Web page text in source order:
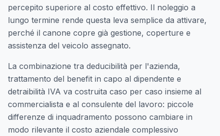
percepito superiore al costo effettivo. Il noleggio a
lungo termine rende questa leva semplice da attivare,
perché il canone copre già gestione, coperture e
assistenza del veicolo assegnato.
La combinazione tra deducibilità per l'azienda,
trattamento del benefit in capo al dipendente e
detraibilità IVA va costruita caso per caso insieme al
commercialista e al consulente del lavoro: piccole
differenze di inquadramento possono cambiare in
modo rilevante il costo aziendale complessivo